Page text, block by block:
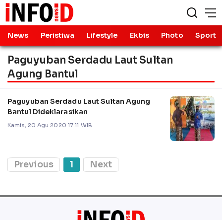
News Peristiwa Lifestyle Ekbis Photo Sport
Paguyuban Serdadu Laut Sultan
Agung Bantul
Paguyuban Serdadu Laut Sultan Agung
Bantul Dideklarasikan
Kamis, 20 Agu 2020 17:11 WIB
Previous 1 Next